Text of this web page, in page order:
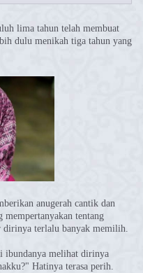
lima tahun telah membuat
dulu menikah tiga tahun yang
anugerah cantik dan
mempertanyakan tentang
dirinya terlalu banyak memilih.
ibundanya melihat dirinya
Hatinya terasa perih.